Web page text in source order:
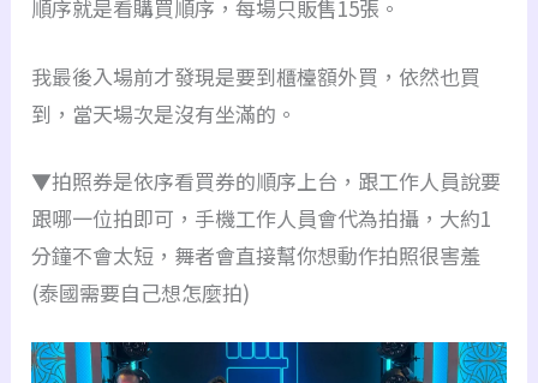
順序就是看購買順序，每場只販售15張。
我最後入場前才發現是要到櫃檯額外買，依然也買
到，當天場次是沒有坐滿的。
▼拍照券是依序看買券的順序上台，跟工作人員說要
跟哪一位拍即可，手機工作人員會代為拍攝，大約1
分鐘不會太短，舞者會直接幫你想動作拍照很害羞
(泰國需要自己想怎麼拍)